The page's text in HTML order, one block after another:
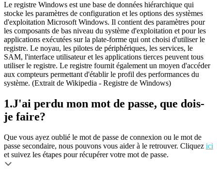
Le registre Windows est une base de données hiérarchique qui
stocke les paramètres de configuration et les options des systèmes
d'exploitation Microsoft Windows. Il contient des paramètres pour
les composants de bas niveau du système d'exploitation et pour les
applications exécutées sur la plate-forme qui ont choisi d'utiliser le
registre. Le noyau, les pilotes de périphériques, les services, le
SAM, l'interface utilisateur et les applications tierces peuvent tous
utiliser le registre. Le registre fournit également un moyen d'accéder
aux compteurs permettant d'établir le profil des performances du
système. (Extrait de Wikipedia - Registre de Windows)
1.J'ai perdu mon mot de passe, que dois-
je faire?
Que vous ayez oublié le mot de passe de connexion ou le mot de
passe secondaire, nous pouvons vous aider à le retrouver. Cliquez ici
et suivez les étapes pour récupérer votre mot de passe.